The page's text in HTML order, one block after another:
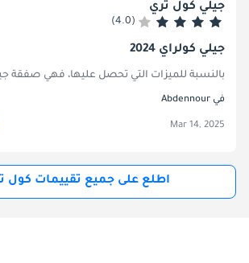
جيلي كول تري
(4.0)
جيلي كولراي 2024
بالنسبة للميزات التي تحصل عليها، فهي صفقة جيدة، مريحة
في Abdennour
Mar 14, 2025
اطلع على جميع تقييمات كول